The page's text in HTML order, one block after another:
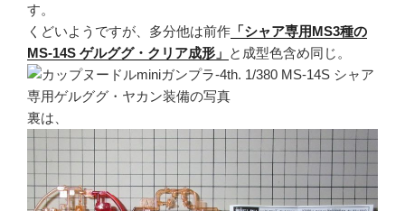
す。
くどいようですが、多分他は前作 「シャア専用MS3種の
MS-14S ゲルググ・クリア成形」 と成型色含め同じ。
裏は、